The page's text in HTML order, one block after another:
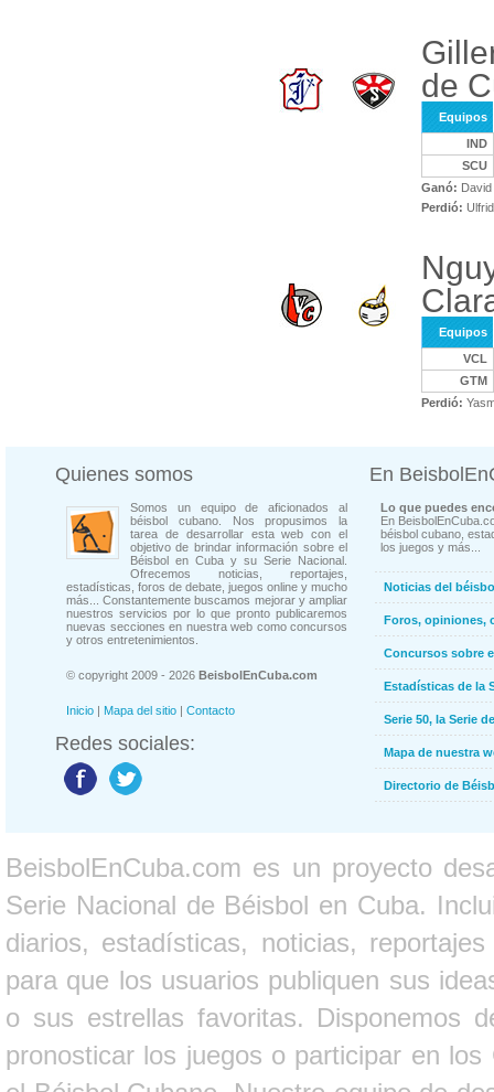
de
Equipos
IND
SCU
Ganó:
Perdió:
Equipos
VCL
GTM
Perdió:
Quienes somos
Somos un equipo de aficionados al
béisbol cubano. Nos propusimos la
tarea de desarrollar esta web con el
objetivo de brindar información sobre el
Béisbol en Cuba y su Serie Nacional.
Ofrecemos noticias, reportajes,
estadísticas, foros de debate, juegos online y mucho
más... Constantemente buscamos mejorar y ampliar
nuestros servicios por lo que pronto publicaremos
nuevas secciones en nuestra web como concursos
y otros entretenimientos.
© copyright 2009 - 2026 BeisbolEnCuba.com
Inicio | Mapa del sitio | Contacto
Redes sociales:
En
Lo que puedes
En
béisbol cubano,
los juegos y más...
Noticias del
Foros, opiniones,
Concursos sobre
Estadísticas de la
Serie 50, la Serie
Mapa de nuestra
Directorio de
BeisbolEnCuba.com es un proyecto
Serie Nacional de Béisbol en Cuba.
diarios, estadísticas, noticias,
para que los usuarios publiquen sus
o sus estrellas favoritas. Disponemos
pronosticar los juegos o participar en